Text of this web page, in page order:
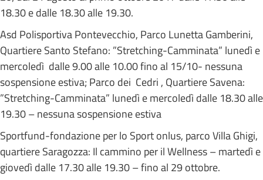
18.30 e dalle 18.30 alle 19.30.
Asd Polisportiva Pontevecchio, Parco Lunetta Gamberini,
Quartiere Santo Stefano: ”Stretching-Camminata” lunedì e
mercoledì dalle 9.00 alle 10.00 fino al 15/10- nessuna
sospensione estiva; Parco dei Cedri , Quartiere Savena:
”Stretching-Camminata” lunedì e mercoledì dalle 18.30 alle
19.30 – nessuna sospensione estiva
Sportfund-fondazione per lo Sport onlus, parco Villa Ghigi,
quartiere Saragozza: Il cammino per il Wellness – martedì e
giovedì dalle 17.30 alle 19.30 – fino al 29 ottobre.